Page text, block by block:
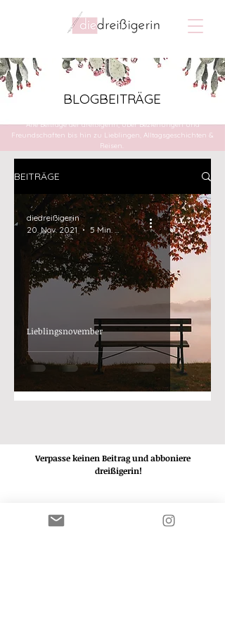
BLOGBEITRÄGE
Alle Beiträge der dreißigerin, über Beziehungen und
Freundschaften bis hin zu Lieblingen, Alltagsgeschichten &
Reisen.
BEITRÄGE
Lieblingsnovember
diedreißigerin
20. Nov. 2021
5 Min. Lesezeit
Verpasse keinen Beitrag und abboniere
dreißigerin!